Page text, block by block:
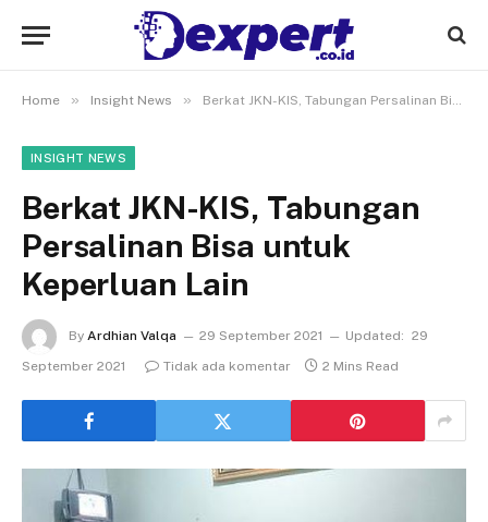
Home » Insight News » Berkat JKN-KIS, Tabungan Persalinan Bisa untuk Keperluan Lain
INSIGHT NEWS
Berkat JKN-KIS, Tabungan
Persalinan Bisa untuk
Keperluan Lain
By Ardhian Valqa 29 September 2021 Updated: 29
September 2021
Tidak ada komentar 2 Mins Read